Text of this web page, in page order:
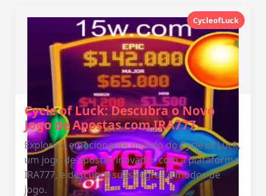
CycleofLuck
Cycle of Luck: Descubra o Novo
Jogo de Apostas com IRA777
Explore o emocionante mundo do Cycle of Luck,
um jogo de apostas inovador com a plataforma
IRA777, e descubra suas regras e modos de
jogo.